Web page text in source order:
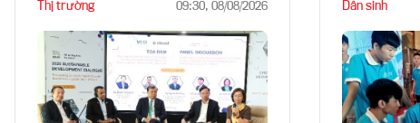
Thị trường 09:30, 08/08/2026 Dân sinh